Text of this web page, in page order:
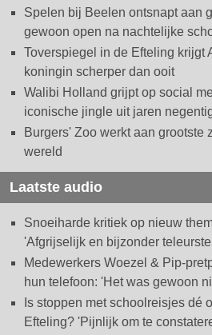
Spelen bij Beelen ontsnapt aan
gewoon open na nachtelijke
Toverspiegel in de Efteling krijgt
koningin scherper dan ooit
Walibi Holland grijpt op social
iconische jingle uit jaren
Burgers' Zoo werkt aan grootste
wereld
Laatste audio
Snoeiharde kritiek op nieuw
'Afgrijselijk en bijzonder
Medewerkers Woezel & Pip-
hun telefoon: 'Het was gewoon
Is stoppen met schoolreisjes dé
Efteling? 'Pijnlijk om te